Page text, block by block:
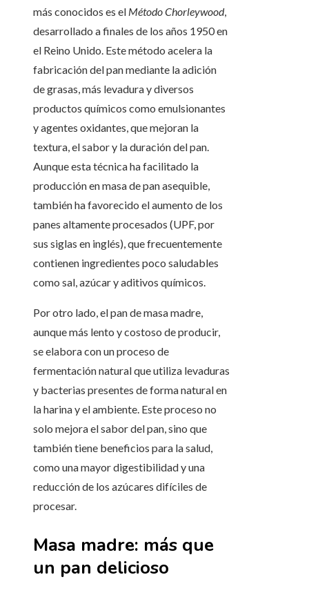
más conocidos es el Método Chorleywood,
desarrollado a finales de los años 1950 en
el Reino Unido. Este método acelera la
fabricación del pan mediante la adición
de grasas, más levadura y diversos
productos químicos como emulsionantes
y agentes oxidantes, que mejoran la
textura, el sabor y la duración del pan.
Aunque esta técnica ha facilitado la
producción en masa de pan asequible,
también ha favorecido el aumento de los
panes altamente procesados (UPF, por
sus siglas en inglés), que frecuentemente
contienen ingredientes poco saludables
como sal, azúcar y aditivos químicos.
Por otro lado, el pan de masa madre,
aunque más lento y costoso de producir,
se elabora con un proceso de
fermentación natural que utiliza levaduras
y bacterias presentes de forma natural en
la harina y el ambiente. Este proceso no
solo mejora el sabor del pan, sino que
también tiene beneficios para la salud,
como una mayor digestibilidad y una
reducción de los azúcares difíciles de
procesar.
Masa madre: más que
un pan delicioso